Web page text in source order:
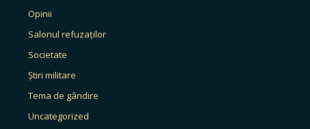
Opinii
Salonul refuzaților
Societate
Știri militare
Tema de gândire
Uncategorized